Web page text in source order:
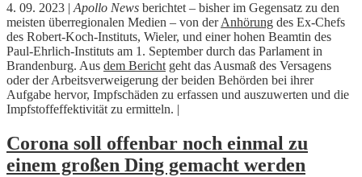
4. 09. 2023 |Apollo News berichtet – bisher im Gegensatz zu den
meisten überregionalen Medien – von derAnhörung des Ex-Chefs
des Robert-Koch-Instituts, Wieler, und einer hohen Beamtin des
Paul-Ehrlich-Instituts am 1. September durch das Parlament in
Brandenburg. Aus dem Berichtgeht das Ausmaß des Versagens
oder der Arbeitsverweigerung der beiden Behörden bei ihrer
Aufgabe hervor, Impfschäden zu erfassen und auszuwerten und die
Impfstoffeffektivität zu ermitteln. |
Corona soll offenbar noch einmal zu
einem großen Ding gemacht werden